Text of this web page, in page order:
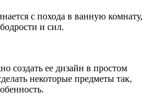
с похода в ванную комнату,
и сил.
создать ее дизайн в простом
некоторые предметы так,